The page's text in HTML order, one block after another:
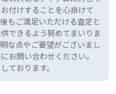
付けすることを心掛けて
もご満足いただける査定と
できるよう努めてまいりま
な点やご要望がございまし
お問い合わせください。
ております。